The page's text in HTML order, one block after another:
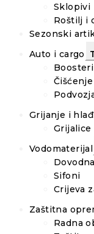
Sklopivi
Roštilj i
Sezonski
Auto i cargo
Grijanje i
Grijalice
Vodomaterijal
Sifoni
Crijeva
Zaštitna
Radna